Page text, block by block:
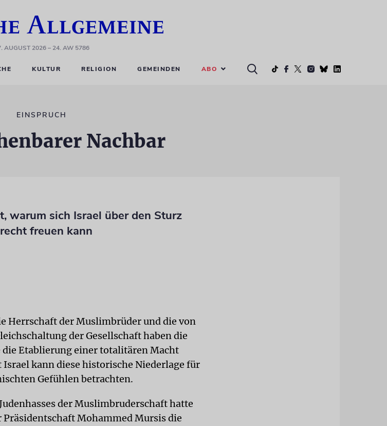
AUGUST 2026– 24. AW 5786
KULTUR RELIGION GEMEINDEN ABO
EINSPRUCH
Nachbar
warum sich Israel über den Sturz
freuen kann
Herrschaft der Muslimbrüder und die von
der Gesellschaft haben die
die Etablierung einer totalitären Macht
kann diese historische Niederlage für
Gefühlen betrachten.
der Muslimbruderschaft hatte
Mohammed Mursis die